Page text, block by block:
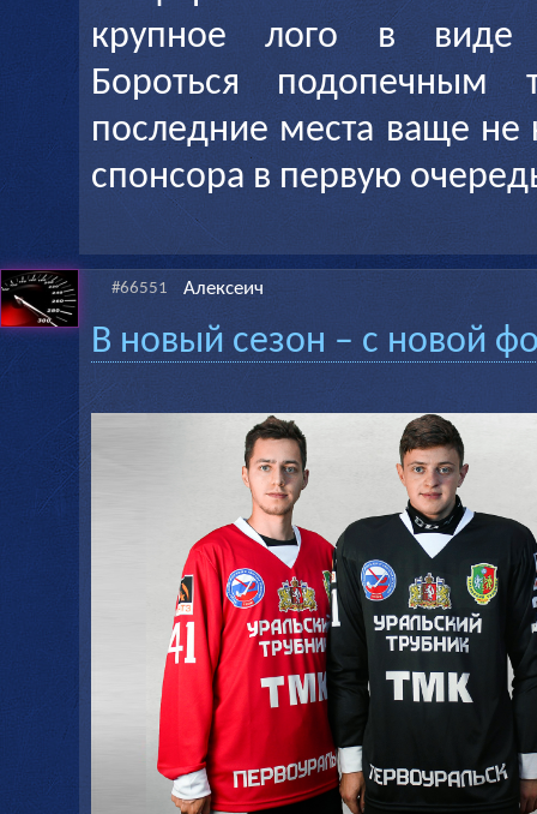
крупное лого в виде
Бороться подопечным
последние места ваще
спонсора в первую
#66551 Алексеич
В новый сезон – с новой